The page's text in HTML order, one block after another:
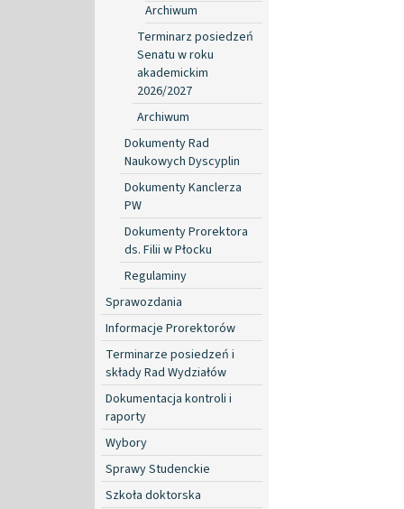
Archiwum
Terminarz posiedzeń
Senatu w roku
akademickim
2026/2027
Archiwum
Dokumenty Rad
Naukowych Dyscyplin
Dokumenty Kanclerza
PW
Dokumenty Prorektora
ds. Filii w Płocku
Regulaminy
Sprawozdania
Informacje Prorektorów
Terminarze posiedzeń i
składy Rad Wydziałów
Dokumentacja kontroli i
raporty
Wybory
Sprawy Studenckie
Szkoła doktorska